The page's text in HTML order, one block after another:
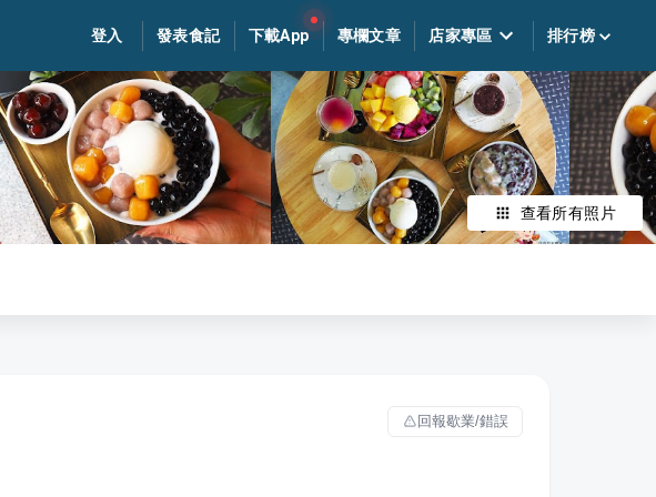
登入 發表食記 下載App 專欄文章 店家專區 排行榜
查看所有照片
回報歇業/錯誤